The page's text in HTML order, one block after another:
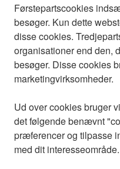
Førstepartscookies
besøger. Kun dette
disse cookies.
organisationer end den,
besøger. Disse cookies
marketingvirksomheder.
Ud over cookies bruger
det følgende benævnt
præferencer og tilpasse
med dit interesseområde.